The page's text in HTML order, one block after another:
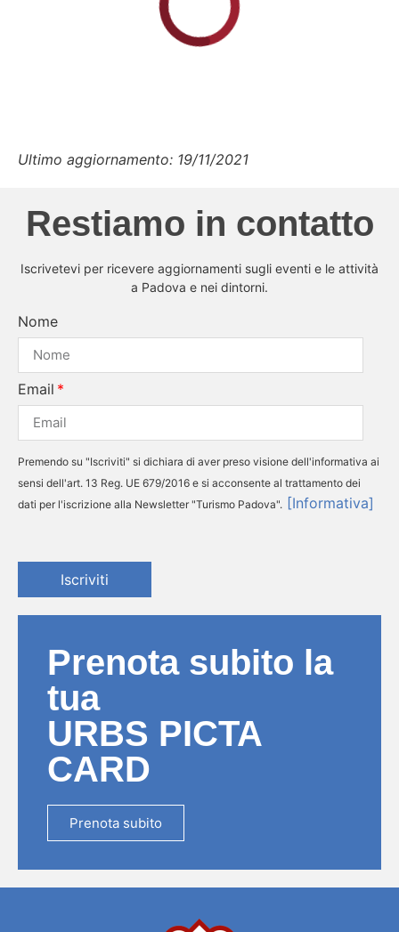
Ultimo aggiornamento: 19/11/2021
Restiamo in contatto
Iscrivetevi per ricevere aggiornamenti sugli eventi e le attività
a Padova e nei dintorni.
Nome
Email
Premendo su "Iscriviti" si dichiara di aver preso visione dell'informativa ai
sensi dell'art. 13 Reg. UE 679/2016 e si acconsente al trattamento dei
dati per l'iscrizione alla Newsletter "Turismo Padova". [Informativa]
Iscriviti
Prenota subito la
tua
URBS PICTA
CARD
Prenota subito